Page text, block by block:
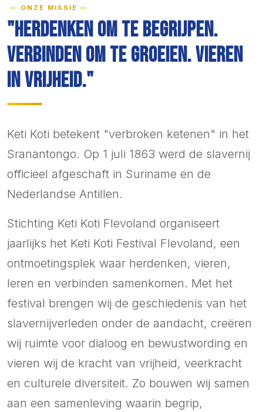
ONZE MISSIE
"Herdenken om te begrijpen.
Verbinden om te groeien. Vieren
in vrijheid."
Keti Koti betekent "verbroken ketenen" in het
Sranantongo. Op 1 juli 1863 werd de slavernij
officieel afgeschaft in Suriname en de
Nederlandse Antillen.
Stichting Keti Koti Flevoland organiseert
jaarlijks het Keti Koti Festival Flevoland, een
ontmoetingsplek waar herdenken, vieren,
leren en verbinden samenkomen. Met het
festival brengen wij de geschiedenis van het
slavernijverleden onder de aandacht, creëren
wij ruimte voor dialoog en bewustwording en
vieren wij de kracht van vrijheid, veerkracht
en culturele diversiteit. Zo bouwen wij samen
aan een samenleving waarin begrip,